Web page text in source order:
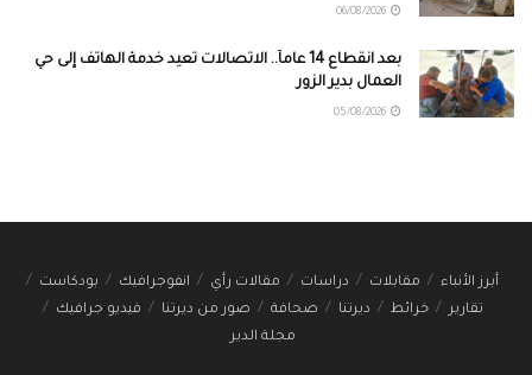
بعد انقطاع 14 عاماً.. الاتصالات تعيد خدمة الهاتف إلى حي
العمال بدير الزور
أبرز الأنباء مقابلات دراسات مقالات رأي انفوجرافيك
بودكاست
تقارير
خرائط ديرتنا صحافة صور من ديرتنا
فيديو جرافيك
مجلة الدير